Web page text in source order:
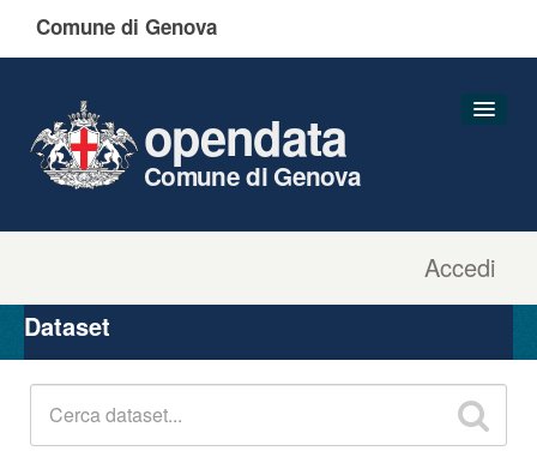
Comune di Genova
Accedi
opendata
Comune di Genova
Organizzazioni
Gruppi
Dataset